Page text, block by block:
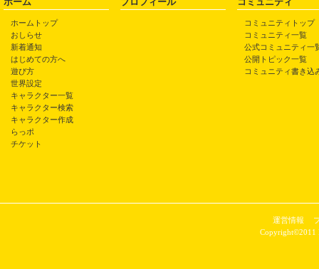
ホームトップ
おしらせ
新着通知
はじめての方へ
遊び方
世界設定
キャラクター一覧
キャラクター検索
キャラクター作成
らっポ
チケット
コミュニティトップ
コミュニティ一覧
公式コミュニティ一
公開トピック一覧
コミュニティ書き込
運営情報
Copyright©2011